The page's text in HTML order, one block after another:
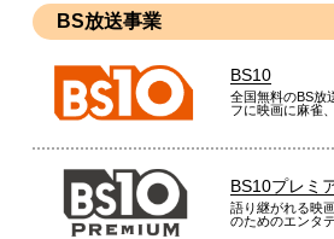
BS放送事業
BS10
全国無料のBS放
フに映画に麻雀
BS10プレミ
語り継がれる映
のためのエンタ